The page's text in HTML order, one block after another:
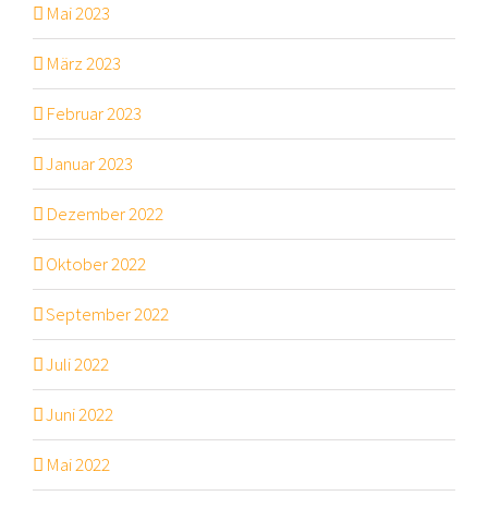
Mai 2023
März 2023
Februar 2023
Januar 2023
Dezember 2022
Oktober 2022
September 2022
Juli 2022
Juni 2022
Mai 2022